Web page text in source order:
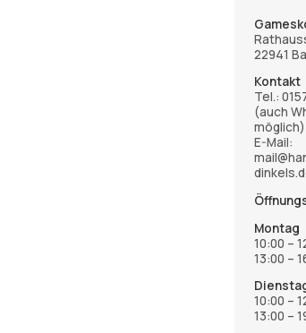
22941
Kontakt
Tel.:
(auch
möglich)
E-Mail:
Montag
10:00 –
13:00 –
10:00 –
13:00 –